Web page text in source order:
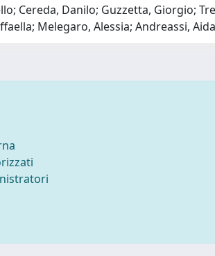
Cereda, Danilo; Guzzetta, Giorgio;
Melegaro, Alessia; Andreassi,